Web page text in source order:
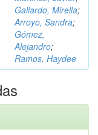
Gallardo, Mirella;
Arroyo, Sandra;
Gómez,
Alejandro;
Ramos, Haydee